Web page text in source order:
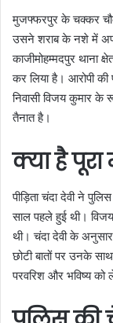
मुजफ्फरपुर के चक्कर
उसने शराब के नशे में
काजीमोहम्मदपुर थाना
कर लिया है। आरोपी की
निवासी विजय कुमार
तैनात है।
क्या है पूरा
पीड़िता चंदा देवी ने
साल पहले हुई थी।
थी। चंदा देवी के
छोटी बातों पर उनके
परवरिश और भविष्य को